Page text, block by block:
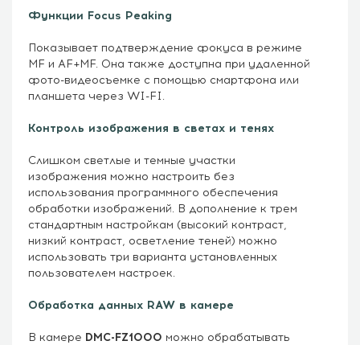
Функции Focus Peaking
Показывает подтверждение фокуса в режиме
MF и AF+MF. Она также доступна при удаленной
фото-видеосъемке с помощью смартфона или
планшета через WI-FI.
Контроль изображения в светах и тенях
Слишком светлые и темные участки
изображения можно настроить без
использования программного обеспечения
обработки изображений. В дополнение к трем
стандартным настройкам (высокий контраст,
низкий контраст, осветление теней) можно
использовать три варианта установленных
пользователем настроек.
Обработка данных RAW в камере
В камере DMC-FZ1000 можно обрабатывать